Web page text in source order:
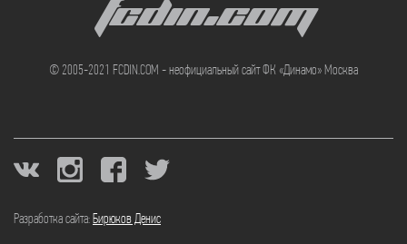
FCDIN.COM
© 2005-2021 FCDIN.COM - неофициальный сайт ФК «Динамо» Москва
Разработка сайта: Бирюков Денис